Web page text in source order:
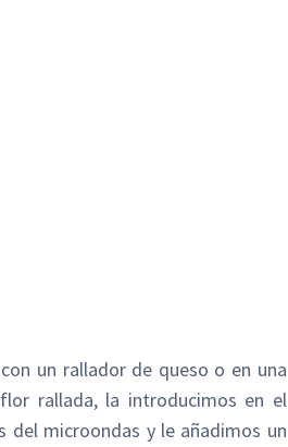
un rallador de queso o en una
rallada, la introducimos en el
del microondas y le añadimos un